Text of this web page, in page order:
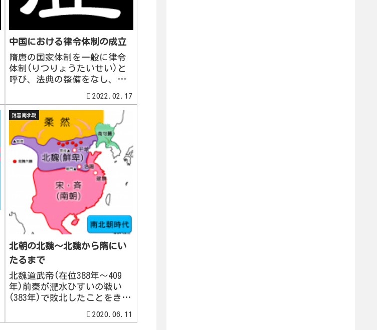
中国における律令体制の成立
隋唐の国家体制を一般に律令
体制(りつりょうたいせい)と
呼び、法典の整備をなし、刑
加規定の格、施行細則の式が
基本法典として定められた。
→日本や朝鮮を始めとする東
アジアの国々に多大なる影響
を与えた。律令官制の中央行
政機...
2022.02.17
魏晋南北朝
北朝の北魏～北魏から隋にい
たるまで
北魏道武帝(在位388年～409
年)前秦が淝水ひすいの戦い
(383年)で敗北したことをきっ
と独立しました。このときに
2020.06.11